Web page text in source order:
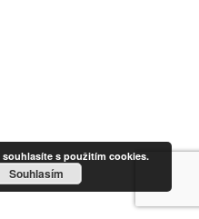
s použitím cookies.
Souhlasím